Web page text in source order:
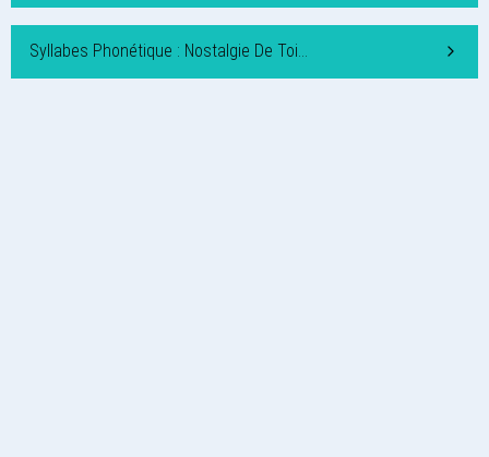
Syllabes Phonétique : Nostalgie De Toi…